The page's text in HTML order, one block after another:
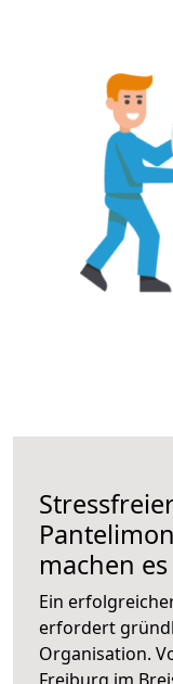
machen
Ein
erfordert
Organisation.